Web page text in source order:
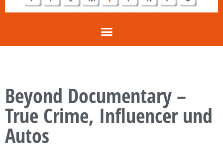
Beyond Documentary –
True Crime, Influencer und
Autos